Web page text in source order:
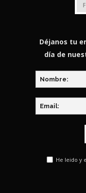
Déjanos tu
día de
He leido y